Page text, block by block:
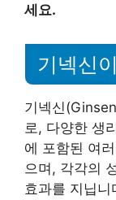
세요.
기넥신
기넥신
로, 다양한 생
에 포함된 여
으며, 각각의
효과를 지닙니